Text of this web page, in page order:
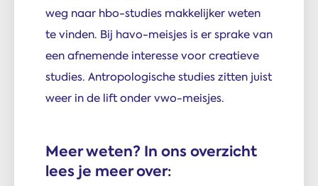
weg naar hbo-studies makkelijker weten
te vinden. Bij havo-meisjes is er sprake van
een afnemende interesse voor creatieve
studies. Antropologische studies zitten juist
weer in de lift onder vwo-meisjes.
Meer weten? In ons overzicht
lees je meer over: